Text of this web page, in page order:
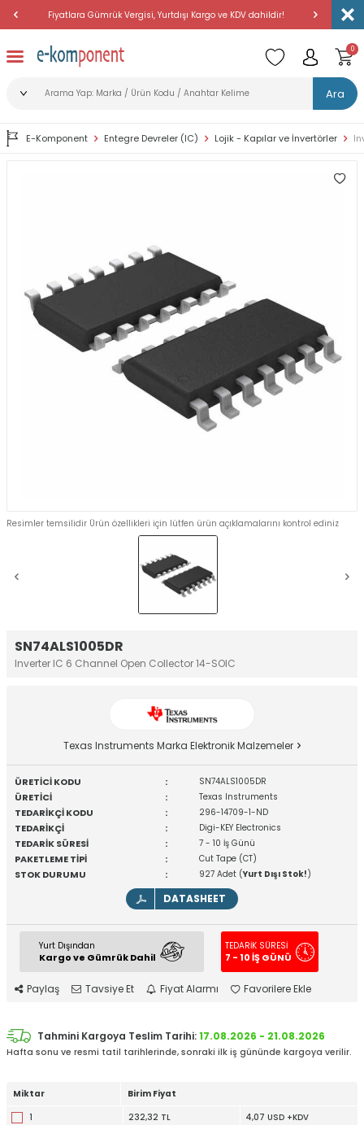
Fiyatlara Gümrük Vergisi, Yurtdışı Kargo ve KDV dahildir!
Ara
0
E-Komponent Entegre Devreler (IC) Lojik - Kapılar ve İnvertörler
SN74ALS1005DR
Inverter IC 6 Channel Open Collector 14-SOIC
Resimler temsilidir Ürün özellikleri için lütfen ürün açıklamalarını kontrol ediniz
Texas Instruments Marka Elektronik Malzemeler
ÜRETİCİ KODU : SN74ALS1005DR
ÜRETİCİ : Texas Instruments
TEDARİKÇİ KODU : 296-14709-1-ND
TEDARİKÇİ : Digi-KEY Electronics
TEDARİK SÜRESİ : 7 - 10 İş Günü
PAKETLEME TİPİ : Cut Tape (CT)
STOK DURUMU : 927 Adet (Yurt Dışı Stok!)
DATASHEET
Yurt Dışından
Kargo ve Gümrük Dahil
TEDARİK SÜRESİ
7 - 10 İŞ GÜNÜ
Paylaş Tavsiye Et Fiyat Alarmı Favorilere Ekle
Tahmini Kargoya Teslim Tarihi:17.08.2026 - 21.08.2026
Hafta sonu ve resmi tatil tarihlerinde, sonraki ilk iş gününde kargoya verilir.
Miktar
Birim Fiyat
1
232,32 TL 4,07 USD +KDV